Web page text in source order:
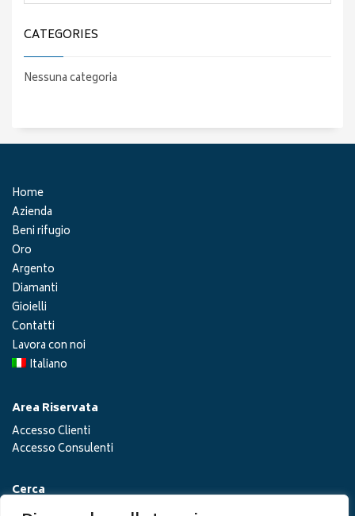
CATEGORIES
Nessuna categoria
Home
Azienda
Beni rifugio
Oro
Argento
Diamanti
Gioielli
Contatti
Lavora con noi
Italiano
Area Riservata
Accesso Clienti
Accesso Consulenti
Cerca